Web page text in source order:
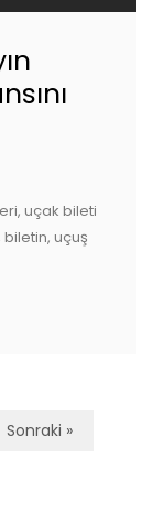
uçak bileti
uçuş
Sonraki »